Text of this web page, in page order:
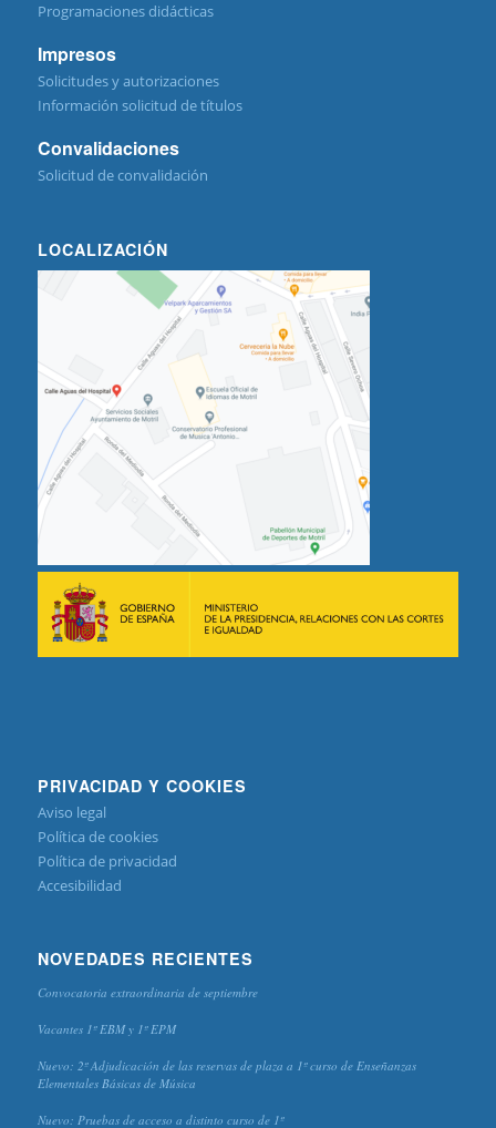
Programaciones didácticas
Impresos
Solicitudes y autorizaciones
Información solicitud de títulos
Convalidaciones
Solicitud de convalidación
LOCALIZACIÓN
PRIVACIDAD Y COOKIES
Aviso legal
Política de cookies
Política de privacidad
Accesibilidad
NOVEDADES RECIENTES
Convocatoria extraordinaria de septiembre
Vacantes 1º EBM y 1º EPM
Nuevo: 2º Adjudicación de las reservas de plaza a 1º curso de Enseñanzas
Elementales Básicas de Música
Nuevo: Pruebas de acceso a distinto curso de 1º